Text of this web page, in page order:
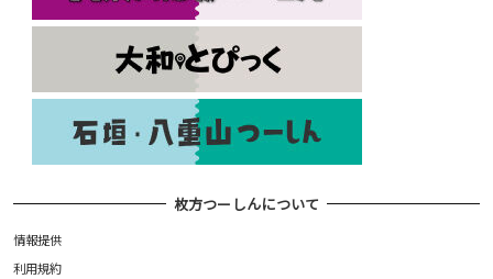
枚方つーしんについて
情報提供
利用規約